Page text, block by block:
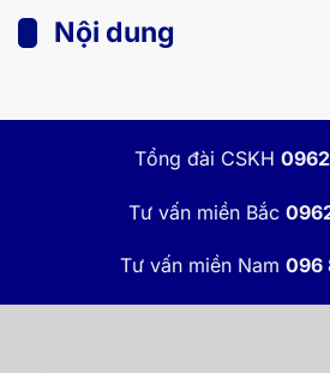
Nội dung
Tổng đài CSKH
Tư vấn miền Bắc
Tư vấn miền Nam 096